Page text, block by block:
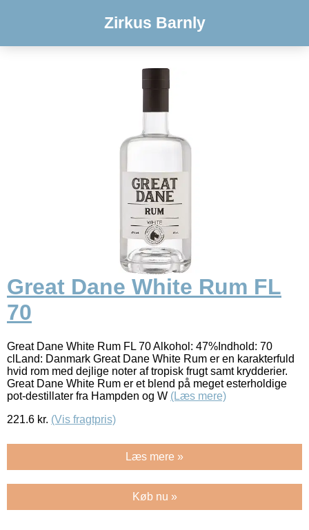
Zirkus Barnly
Great Dane White Rum FL
70
Great Dane White Rum FL 70 Alkohol: 47%Indhold: 70
clLand: Danmark Great Dane White Rum er en karakterfuld
hvid rom med dejlige noter af tropisk frugt samt krydderier.
Great Dane White Rum er et blend på meget esterholdige
pot-destillater fra Hampden og W (Læs mere)
221.6 kr. (Vis fragtpris)
Læs mere »
Køb nu »